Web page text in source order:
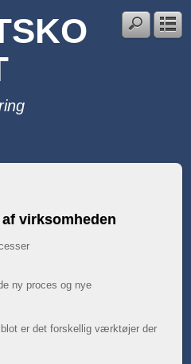
virksomheden
ny proces og nye
er det forskellig værktøjer der